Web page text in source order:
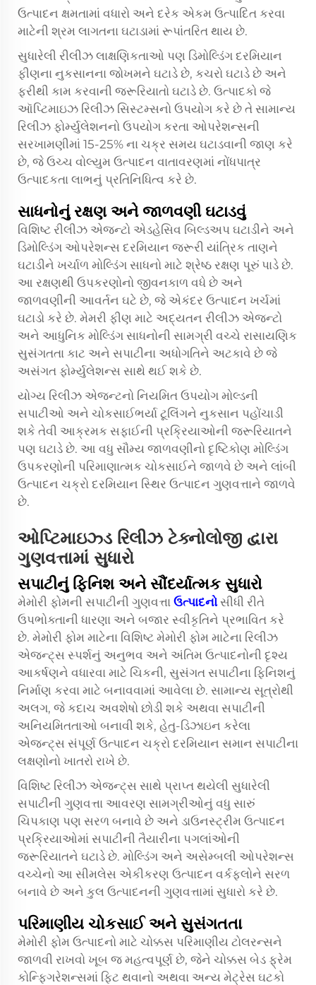
ઉત્પાદન ક્ષમતામાં વધારો અને દરેક એકમ ઉત્પાદિત કરવા
માટેની શ્રમ લાગતના ઘટાડામાં રૂપાંતરિત થાય છે.
સુધારેલી રીલીઝ લાક્ષણિકતાઓ પણ ડિમોલ્ડિંગ દરમિયાન
ફીણના નુકસાનના જોખમને ઘટાડે છે, કચરો ઘટાડે છે અને
ફરીથી કામ કરવાની જરૂરિયાતો ઘટાડે છે. ઉત્પાદકો જે
ઑપ્ટિમાઇઝ રિલીઝ સિસ્ટમ્સનો ઉપયોગ કરે છે તે સામાન્ય
રિલીઝ ફોર્મ્યુલેશનનો ઉપયોગ કરતા ઓપરેશન્સની
સરખામણીમાં 15-25% ના ચક્ર સમય ઘટાડવાની જાણ કરે
છે, જે ઉચ્ચ વોલ્યુમ ઉત્પાદન વાતાવરણમાં નોંધપાત્ર
ઉત્પાદકતા લાભનું પ્રતિનિધિત્વ કરે છે.
સાધનોનું રક્ષણ અને જાળવણી ઘટાડવું
વિશિષ્ટ રીલીઝ એજન્ટો એડહેસિવ બિલ્ડઅપ ઘટાડીને અને
ડિમોલ્ડિંગ ઓપરેશન્સ દરમિયાન જરૂરી યાંત્રિક તાણને
ઘટાડીને ખર્ચાળ મોલ્ડિંગ સાધનો માટે શ્રેષ્ઠ રક્ષણ પૂરું પાડે છે.
આ રક્ષણથી ઉપકરણોનો જીવનકાળ વધે છે અને
જાળવણીની આવર્તન ઘટે છે, જે એકંદર ઉત્પાદન ખર્ચમાં
ઘટાડો કરે છે. મેમરી ફીણ માટે અદ્યતન રીલીઝ એજન્ટો
અને આધુનિક મોલ્ડિંગ સાધનોની સામગ્રી વચ્ચે રાસાયણિક
સુસંગતતા કાટ અને સપાટીના અધોગતિને અટકાવે છે જે
અસંગત ફોર્મ્યુલેશન્સ સાથે થઈ શકે છે.
યોગ્ય રિલીઝ એજન્ટનો નિયમિત ઉપયોગ મોલ્ડની
સપાટીઓ અને ચોકસાઈભર્યા ટૂલિંગને નુકસાન પહોંચાડી
શકે તેવી આક્રમક સફાઈની પ્રક્રિયાઓની જરૂરિયાતને
પણ ઘટાડે છે. આ વધુ સૌમ્ય જાળવણીનો દૃષ્ટિકોણ મોલ્ડિંગ
ઉપકરણોની પરિમાણાત્મક ચોકસાઈને જાળવે છે અને લાંબી
ઉત્પાદન ચક્રો દરમિયાન સ્થિર ઉત્પાદન ગુણવત્તાને જાળવે
છે.
ઓપ્ટિમાઇઝ્ડ રિલીઝ ટેક્નોલોજી દ્વારા
ગુણવત્તામાં સુધારો
સપાટીનું ફિનિશ અને સૌંદર્યાત્મક સુધારો
મેમોરી ફોમની સપાટીની ગુણવત્તા ઉત્પાદનોસીધી રીતે
ઉપભોક્તાની ધારણા અને બજાર સ્વીકૃતિને પ્રભાવિત કરે
છે. મેમોરી ફોમ માટેના વિશિષ્ટ મેમોરી ફોમ માટેના રિલીઝ
એજન્ટ્સ સ્પર્શનું અનુભવ અને અંતિમ ઉત્પાદનોની દૃશ્ય
આકર્ષણને વધારવા માટે ચિકની, સુસંગત સપાટીના ફિનિશનું
નિર્માણ કરવા માટે બનાવવામાં આવેલા છે. સામાન્ય સૂત્રોથી
અલગ, જે કદાચ અવશેષો છોડી શકે અથવા સપાટીની
અનિયમિતતાઓ બનાવી શકે, હેતુ-ડિઝાઇન કરેલા
એજન્ટ્સ સંપૂર્ણ ઉત્પાદન ચક્રો દરમિયાન સમાન સપાટીના
લક્ષણોનો ખાતરો રાખે છે.
વિશિષ્ટ રિલીઝ એજન્ટ્સ સાથે પ્રાપ્ત થયેલી સુધારેલી
સપાટીની ગુણવત્તા આવરણ સામગ્રીઓનું વધુ સારું
ચિપકાણ પણ સરળ બનાવે છે અને ડાઉનસ્ટ્રીમ ઉત્પાદન
પ્રક્રિયાઓમાં સપાટીની તૈયારીના પગલાંઓની
જરૂરિયાતને ઘટાડે છે. મોલ્ડિંગ અને અસેમ્બલી ઓપરેશન્સ
વચ્ચેનો આ સીમલેસ એકીકરણ ઉત્પાદન વર્કફ્લોને સરળ
બનાવે છે અને કુલ ઉત્પાદનની ગુણવત્તામાં સુધારો કરે છે.
પરિમાણીય ચોકસાઈ અને સુસંગતતા
મેમોરી ફોમ ઉત્પાદનો માટે ચોક્કસ પરિમાણીય ટોલરન્સને
જાળવી રાખવો ખૂબ જ મહત્વપૂર્ણ છે, જેને ચોક્કસ બેડ ફ્રેમ
કોન્ફિગરેશન્સમાં ફિટ થવાનો અથવા અન્ય મેટ્રેસ ઘટકો